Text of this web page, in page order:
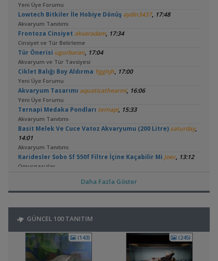
Yeni Üye Forumu
Lowtech Bitkiler İle Hobiye Dönüş aydin3437, 17:48
Akvaryum Tanıtımı
Frontoza Cinsiyet akvaradam, 17:34
Cinsiyet ve Tür Belirleme
Tür Önerisi ugurbaran, 17:04
Akvaryum ve Tür Tavsiyesi
Ciklet Balığı Boy Aldırma Ygghjh, 17:00
Yeni Üye Forumu
Akvaryum Tasarımı aquaticathearmi, 16:06
Yeni Üye Forumu
Ternapi Medaka Pondları ternapi, 15:33
Akvaryum Tanıtımı
Basit Melek Ve Cuce Vatoz Akvaryumu (200 Litre) saturday,
14:01
Akvaryum Tanıtımı
Karidesler Sobo Sf 550f Filtre İçine Kaçabilir Mi Joec, 13:12
Omurgasızlar
15 Litre Akvaryumu Karides Tankına Çevirme ve Tavsiyeler
Akvaryum ve Tür Tavsiyesi
👋 Yeni Gelenler Buradan Merhaba Desin
Yeni Üye Forumu
Büyükşehir Belediyesi Çalışıyor,gece 3 😊MasterChiefHakan
10:09
Daha Fazla Göster
GÜNCEL 100 TANITIM
(143) (245)